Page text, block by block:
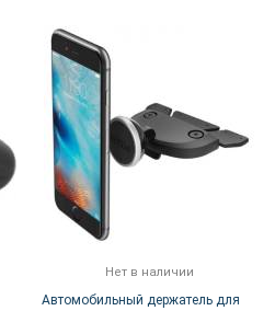
Нет в наличии
Автомобильный держатель для